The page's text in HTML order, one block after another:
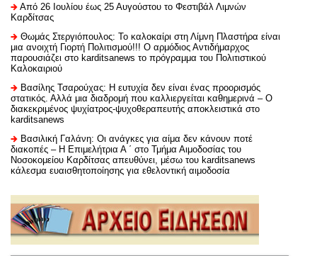
Από 26 Ιουλίου έως 25 Αυγούστου το Φεστιβάλ Λιμνών
Καρδίτσας
Θωμάς Στεργιόπουλος: Το καλοκαίρι στη Λίμνη Πλαστήρα είναι
μια ανοιχτή Γιορτή Πολιτισμού!!! Ο αρμόδιος Αντιδήμαρχος
παρουσιάζει στο karditsanews το πρόγραμμα του Πολιτιστικού
Καλοκαιριού
Βασίλης Τσαρούχας: Η ευτυχία δεν είναι ένας προορισμός
στατικός. Αλλά μια διαδρομή που καλλιεργείται καθημερινά – Ο
διακεκριμένος ψυχίατρος-ψυχοθεραπευτής αποκλειστικά στο
karditsanews
Βασιλική Γαλάνη: Οι ανάγκες για αίμα δεν κάνουν ποτέ
διακοπές – Η Επιμελήτρια Α ΄ στο Τμήμα Αιμοδοσίας του
Νοσοκομείου Καρδίτσας απευθύνει, μέσω του karditsanews
κάλεσμα ευαισθητοποίησης για εθελοντική αιμοδοσία